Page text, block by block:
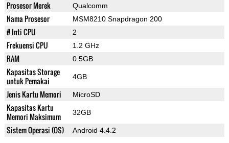
Prosesor Merek Qualcomm
Nama Prosesor MSM8210 Snapdragon 200
# Inti CPU 2
Frekuensi CPU 1.2 GHz
RAM 0.5GB
Kapasitas Storage
untuk Pemakai
4GB
Jenis Kartu Memori MicroSD
Kapasitas Kartu
Memori Maksimum
32GB
Sistem Operasi (OS) Android 4.4.2